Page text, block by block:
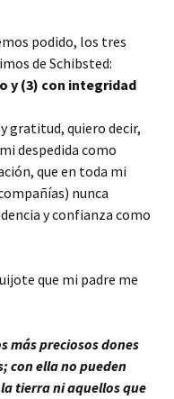
podido, los tres
de Schibsted:
y (3) con integridad
gratitud, quiero decir,
despedida como
que en toda mi
nunca
y confianza como
que mi padre me
más preciosos dones
con ella no pueden
tierra ni aquellos que